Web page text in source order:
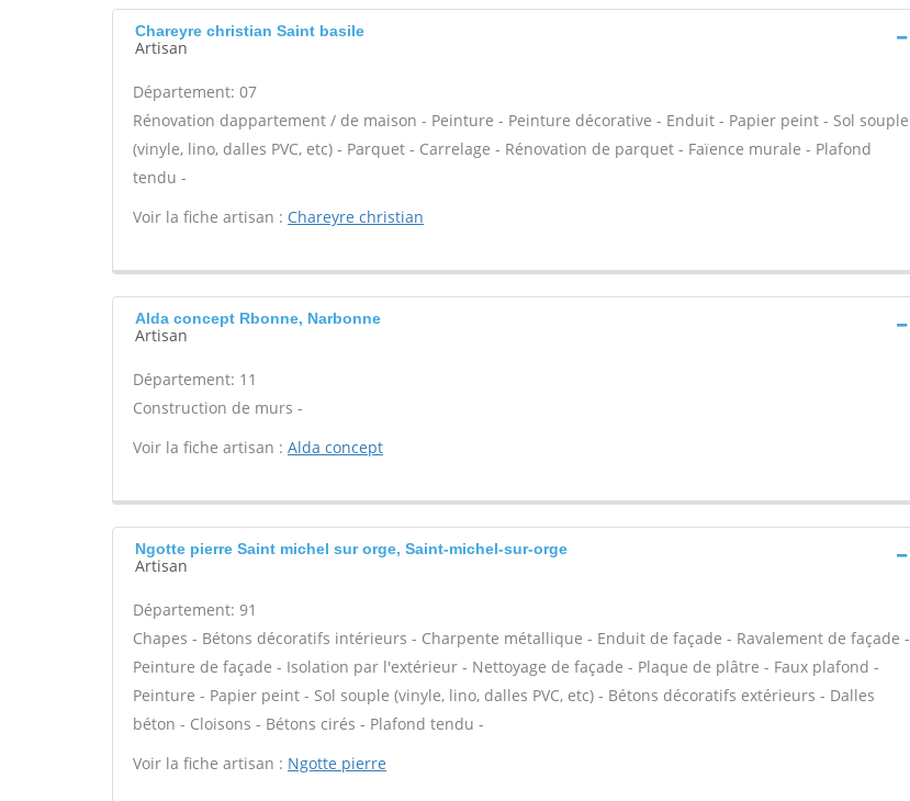
Chareyre christian Saint basile
Artisan
Département: 07
Rénovation dappartement / de maison - Peinture - Peinture décorative - Enduit - Papier peint - Sol souple
(vinyle, lino, dalles PVC, etc) - Parquet - Carrelage - Rénovation de parquet - Faïence murale - Plafond
tendu -
Voir la fiche artisan : Chareyre christian
Alda concept Rbonne, Narbonne
Artisan
Département: 11
Construction de murs -
Voir la fiche artisan : Alda concept
Ngotte pierre Saint michel sur orge, Saint-michel-sur-orge
Artisan
Département: 91
Chapes - Bétons décoratifs intérieurs - Charpente métallique - Enduit de façade - Ravalement de façade -
Peinture de façade - Isolation par l'extérieur - Nettoyage de façade - Plaque de plâtre - Faux plafond -
Peinture - Papier peint - Sol souple (vinyle, lino, dalles PVC, etc) - Bétons décoratifs extérieurs - Dalles
béton - Cloisons - Bétons cirés - Plafond tendu -
Voir la fiche artisan : Ngotte pierre